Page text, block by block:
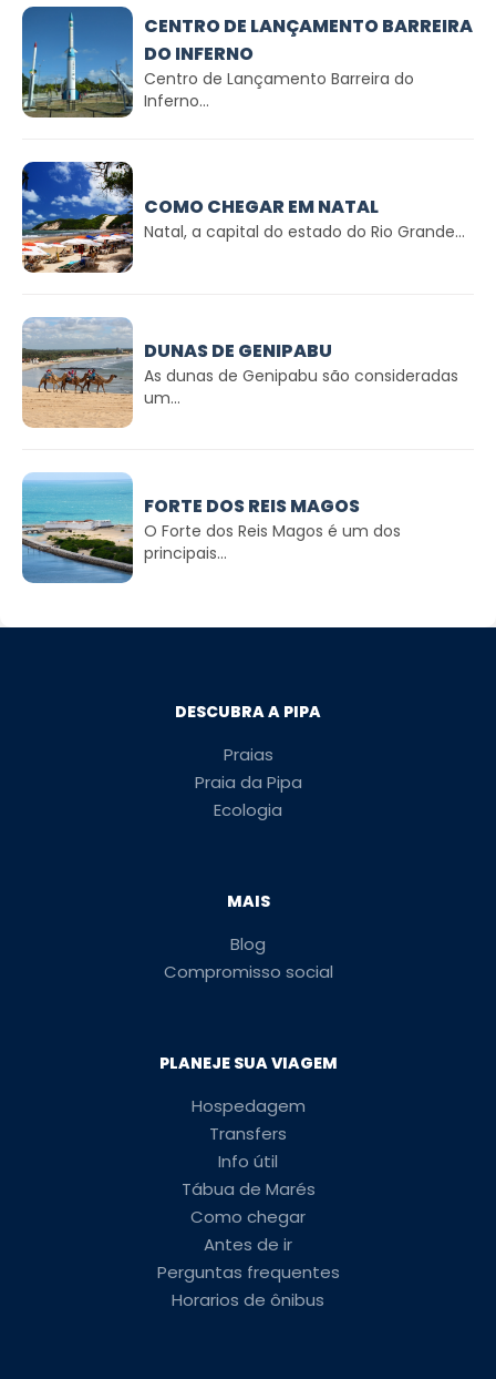
CENTRO DE LANÇAMENTO BARREIRA
DO INFERNO
Centro de Lançamento Barreira do
Inferno...
COMO CHEGAR EM NATAL
Natal, a capital do estado do Rio Grande...
DUNAS DE GENIPABU
As dunas de Genipabu são consideradas
um...
FORTE DOS REIS MAGOS
O Forte dos Reis Magos é um dos
principais...
DESCUBRA A PIPA
Praias
Praia da Pipa
Ecologia
MAIS
Blog
Compromisso social
PLANEJE SUA VIAGEM
Hospedagem
Transfers
Info útil
Tábua de Marés
Como chegar
Antes de ir
Perguntas frequentes
Horarios de ônibus